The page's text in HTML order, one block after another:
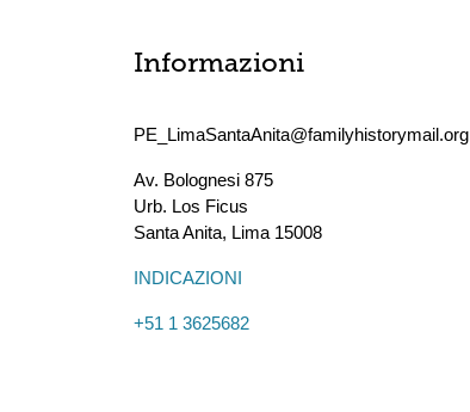
Informazioni
PE_LimaSantaAnita@familyhistorymail.org
Av. Bolognesi 875
Urb. Los Ficus
Santa Anita, Lima 15008
INDICAZIONI
+51 1 3625682